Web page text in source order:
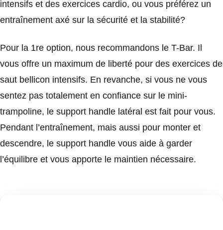
intensifs et des exercices cardio, ou vous préférez un
entraînement axé sur la sécurité et la stabilité?
Pour la 1re option, nous recommandons le T-Bar. Il
vous offre un maximum de liberté pour des exercices de
saut bellicon intensifs. En revanche, si vous ne vous
sentez pas totalement en confiance sur le mini-
trampoline, le support handle latéral est fait pour vous.
Pendant l’entraînement, mais aussi pour monter et
descendre, le support handle vous aide à garder
l’équilibre et vous apporte le maintien nécessaire.